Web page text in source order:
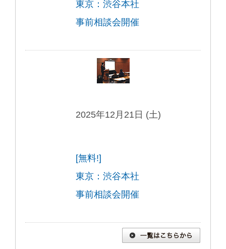
東京：渋谷本社
事前相談会開催
2025年12月21日 (土)
[無料!]
東京：渋谷本社
事前相談会開催